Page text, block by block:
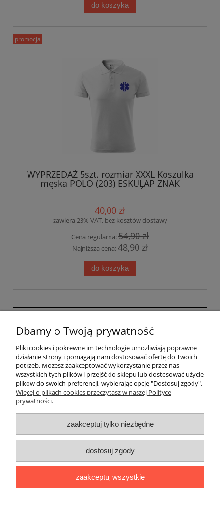
do koszyka
WYPRZEDAŻ 5szt. rozmiar XXXL Koszulka
męska POLO (203) ESKULAP ZNAK
MEDYCZNY nadruk PRZÓD BIAŁA
40,00 zł
zawiera 23% VAT, bez kosztów dostawy
Cena regularna:54,90 zł
Najniższa cena:48,90 zł
do koszyka
promocja
GRAFIHAFT Sylwester Górecki | Bysina 205, 32-400
Myślenice, woj. małopolskie | mail:
sklep@grafihaft.pl | tel: 697 374 232, 518 626 771 |
NIP: 6811683757
Pomoc
Moje konto
Płatności i dostawa
Informacje
O nas
Dbamy o Twoją prywatność
Pliki cookies i pokrewne im technologie umożliwiają poprawne
działanie strony i pomagają nam dostosować ofertę do Twoich
potrzeb. Możesz zaakceptować wykorzystanie przez nas
wszystkich tych plików i przejść do sklepu lub dostosować użycie
plików do swoich preferencji, wybierając opcję "Dostosuj zgody".
Więcej o plikach cookies przeczytasz w naszej Polityce
prywatności.
zaakceptuj tylko niezbędne
dostosuj zgody
zaakceptuj wszystkie